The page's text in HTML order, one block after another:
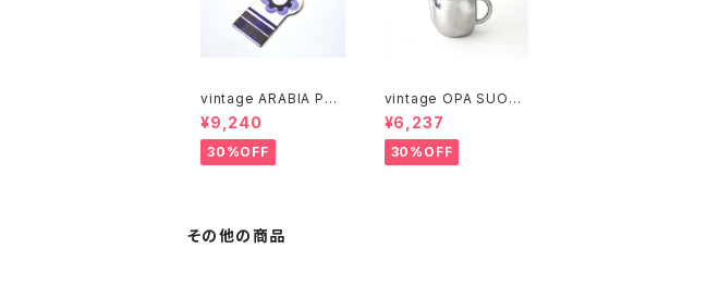
vintage ARABIA PAJ
U cutting boad / ヴィ
ンテージ アラビア パユ
カッティングボード
¥9,240
30%OFF
vintage OPA SUOMI
stainless milk pitch
er M / ヴィンテージ オ
ーパ スオミ ステンレス
ミルクピッチャー M
¥6,237
30%OFF
その他の商品